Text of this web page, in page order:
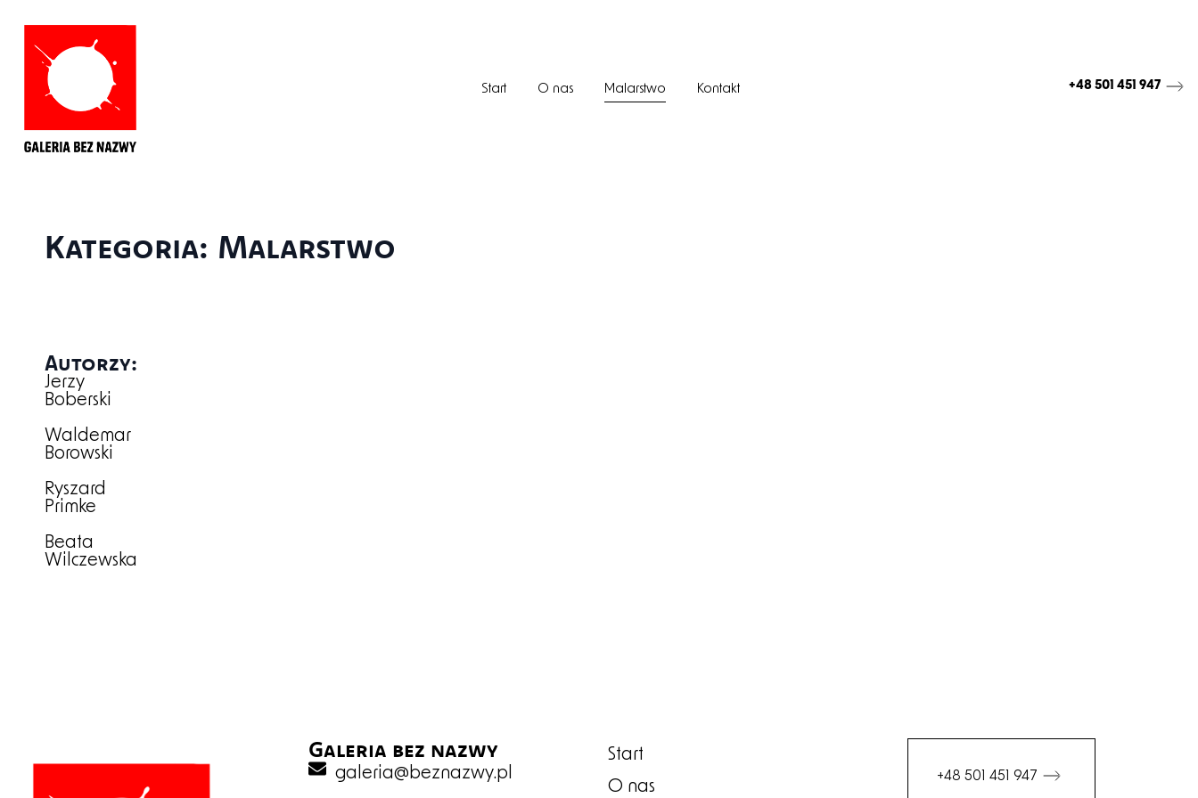
Start O nas Malarstwo Kontakt +48 501 451 947
Kategoria: Malarstwo
Autorzy:
Jerzy
Boberski
Waldemar
Borowski
Ryszard
Primke
Beata
Wilczewska
Galeria bez nazwy
galeria@beznazwy.pl
Start
O nas
+48 501 451 947